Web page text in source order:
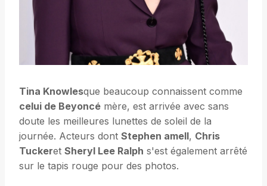
Tina Knowlesque beaucoup connaissent comme
celui de Beyoncé mère, est arrivée avec sans
doute les meilleures lunettes de soleil de la
journée. Acteurs dont Stephen amell, Chris
Tuckeret Sheryl Lee Ralph s'est également arrêté
sur le tapis rouge pour des photos.